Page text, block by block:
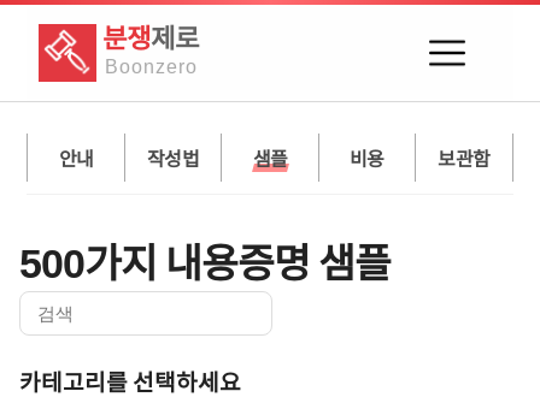
분쟁제로
Boonzero
안내 작성법 샘플 비용 보관함
500가지 내용증명 샘플
카테고리를 선택하세요